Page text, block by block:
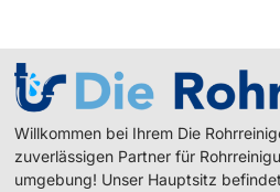
Willkommen bei Ihrem Die
zuverlässigen Partner für
umgebung! Unser Hauptsitz